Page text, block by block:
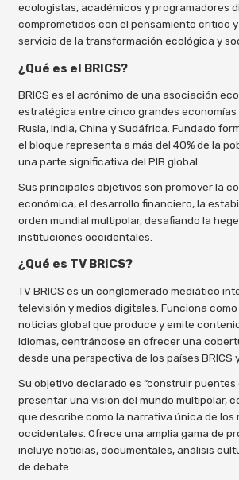
ecologistas, académicos y programadores
comprometidos con el pensamiento crítico
servicio de la transformación ecológica y
¿Qué es el BRICS?
BRICS es el acrónimo de una asociación
estratégica entre cinco grandes economías
Rusia, India, China y Sudáfrica. Fundado
el bloque representa a más del 40% de la
una parte significativa del PIB global.
Sus principales objetivos son promover la
económica, el desarrollo financiero, la
orden mundial multipolar, desafiando la
instituciones occidentales.
¿Qué es TV BRICS?
TV BRICS es un conglomerado mediático
televisión y medios digitales. Funciona
noticias global que produce y emite
idiomas, centrándose en ofrecer una
desde una perspectiva de los países BRICS
Su objetivo declarado es “construir puentes
presentar una visión del mundo multipolar,
que describe como la narrativa única de los
occidentales. Ofrece una amplia gama de
incluye noticias, documentales, análisis
de debate.